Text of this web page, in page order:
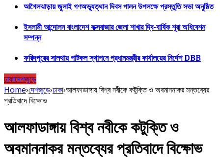
আগৈলঝাড়ায় জুলাই গণঅভ্যুত্থান দিবস পালন উপলক্ষে প্রস্তুতি সভা অনুষ্ঠিত
ইসলামী আন্দোলন বাংলাদেশ কক্সবাজার জেলা শাখার দ্বি-বার্ষিক শূরা অধিবেশন
সম্পন্ন
ফরিদপুরের সালথায় পাটকল স্থাপনে প্রধানমন্ত্রীর কার্যালয়ের নির্দেশ DBB
ঢাকাদেশজুড়ে
Home›দেশজুড়ে›ঢাকা›আলফাডাঙ্গায় বিশ্ব নবীকে কটুক্তি ও অবমাননাকর মন্তব্যের
প্রতিবাদে বিক্ষোভ
আলফাডাঙ্গায় বিশ্ব নবীকে কটুক্তি ও
অবমাননাকর মন্তব্যের প্রতিবাদে বিক্ষোভ